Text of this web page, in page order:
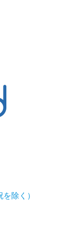
を除く）